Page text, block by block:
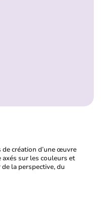
création d’une œuvre
axés sur les couleurs et
la perspective, du